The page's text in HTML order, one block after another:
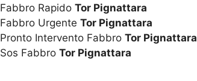
Fabbro Rapido Tor Pignattara
Fabbro Urgente Tor Pignattara
Pronto Intervento Fabbro Tor Pignattara
Sos Fabbro Tor Pignattara